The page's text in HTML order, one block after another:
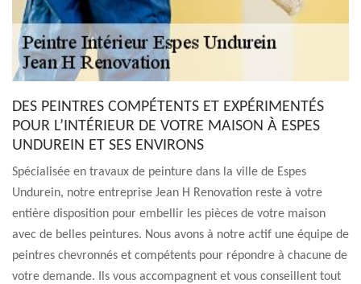
DES PEINTRES COMPÉTENTS ET EXPÉRIMENTÉS
POUR L’INTÉRIEUR DE VOTRE MAISON À ESPES
UNDUREIN ET SES ENVIRONS
Spécialisée en travaux de peinture dans la ville de Espes
Undurein, notre entreprise Jean H Renovation reste à votre
entière disposition pour embellir les pièces de votre maison
avec de belles peintures. Nous avons à notre actif une équipe de
peintres chevronnés et compétents pour répondre à chacune de
votre demande. Ils vous accompagnent et vous conseillent tout